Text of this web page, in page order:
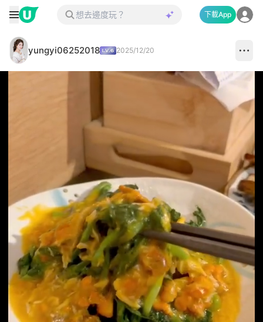
下載App
yungyi06252018 2025/12/20